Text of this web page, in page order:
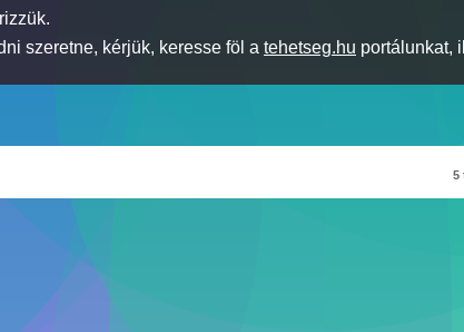
szeretne, kérjük, keresse föl a tehetseg.hu portálunkat,
5